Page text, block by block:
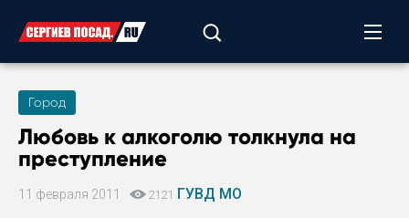
Город
Любовь к алкоголю толкнула на
преступление
11 февраля 2011 2121 ГУВД МО